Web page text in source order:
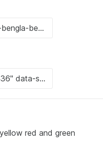
red and green